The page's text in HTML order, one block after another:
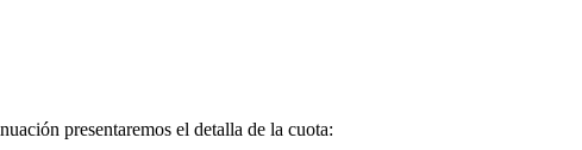
presentaremos el detalla de la cuota: